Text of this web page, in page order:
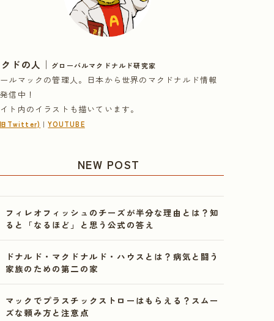
ドの人 ｜ グローバルマクドナルド研究家
ルマックの管理人。日本から世界のマクドナルド情報
信中！
ト内のイラストも描いています。
Twitter) ｜YOUTUBE
NEW POST
フィレオフィッシュのチーズが半分な理由とは？知
ると「なるほど」と思う公式の答え
ドナルド・マクドナルド・ハウスとは？病気と闘う
家族のための第二の家
マックでプラスチックストローはもらえる？スムー
ズな頼み方と注意点